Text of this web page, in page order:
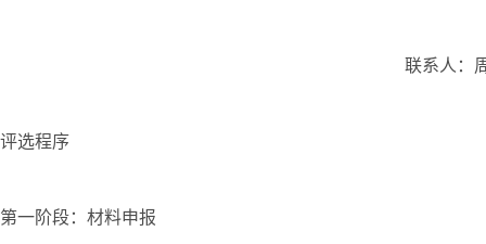
联系人：
评选程序
第一阶段：材料申报